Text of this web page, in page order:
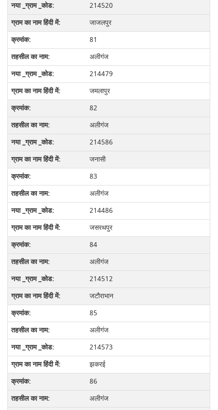
214520
जाजलपुर
81
अलीगंज
214479
जमलापुर
82
अलीगंज
214586
जनासी
83
अलीगंज
214486
जसरथपुर
84
अलीगंज
214512
जटौराभान
85
अलीगंज
214573
झकरई
86
अलीगंज